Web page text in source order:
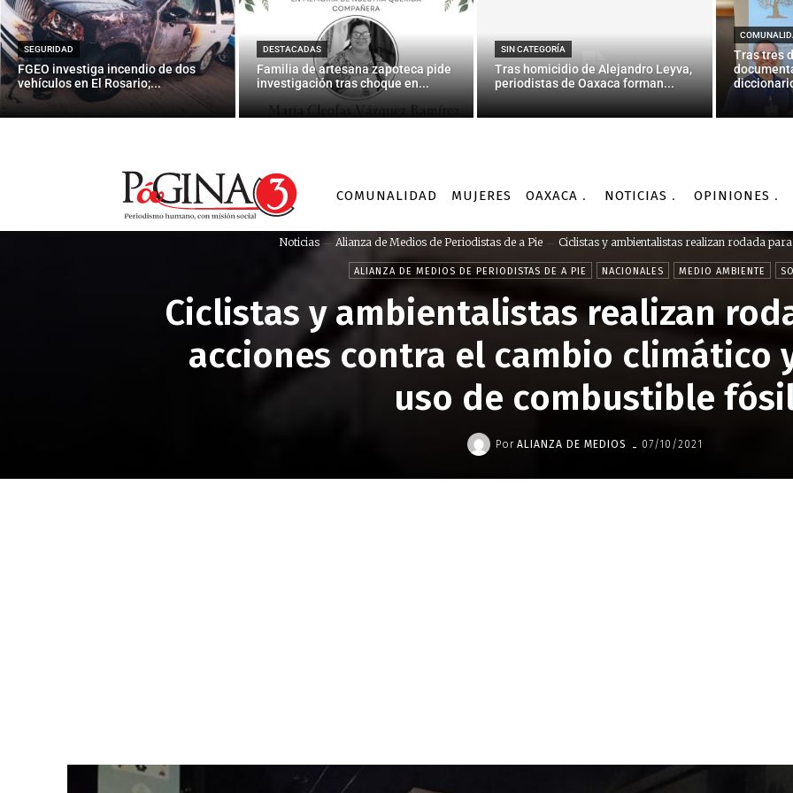
SEGURIDAD
FGEO investiga incendio de dos
vehículos en El Rosario;...
DESTACADAS
Familia de artesana zapoteca pide
investigación tras choque en...
SIN CATEGORÍA
Tras homicidio de Alejandro Leyva,
periodistas de Oaxaca forman...
Tras tres
COMUNALIDAD MUJERES OAXACA NOTICIAS OPINIONES
Noticias Alianza de Medios de Periodistas de a Pie Ciclistas y ambientalistas realizan rodada
ALIANZA DE MEDIOS DE PERIODISTAS DE A PIE NACIONALES MEDIO AMBIENTE
Ciclistas y ambientalistas realizan
acciones contra el cambio climático
uso de combustible
Por ALIANZA DE MEDIOS - 07/10/2021